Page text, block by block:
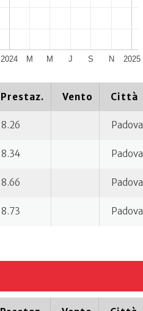
2024 2025
M M J S N
Prestaz. Vento Città
8.26 Padova
8.34 Padova
8.66 Padova
8.73 Padova